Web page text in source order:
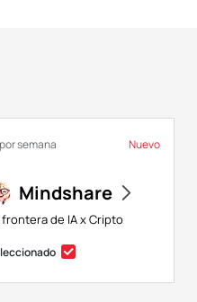
Nuevo
semana
Mindshare
frontera de IA x Cripto